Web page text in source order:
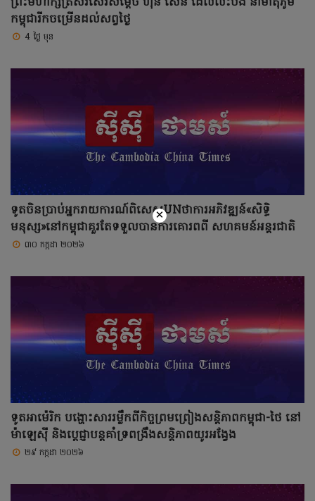
កម្ពុជារីកចម្រើនដល់សព្វថ្ងៃ
4 ថ្ងៃ មុន
ទូតចិនប្រាប់អ្នករាយការណ៍ពិសេសUNថាការអភិវឌ្ឍន៍«សិទ្ធិ
មនុស្ស»នៅកម្ពុជាគួរតែទទួលបានការគោរពពី សហគមន៍អន្តរជាតិ
៣០ កក្កដា ២០២៦
ទូតអាម៉េរិក បង្ហោះសាររម្លឹកពីកិច្ចព្រមព្រៀងសន្តិភាពកម្ពុជា-ថៃ នៅ
ម៉ាឡេស៊ី និងប្តេជ្ញាបន្តគាំទ្រពង្រឹងសន្តិភាពយូរអង្វែង
២៩ កក្កដា ២០២៦
×